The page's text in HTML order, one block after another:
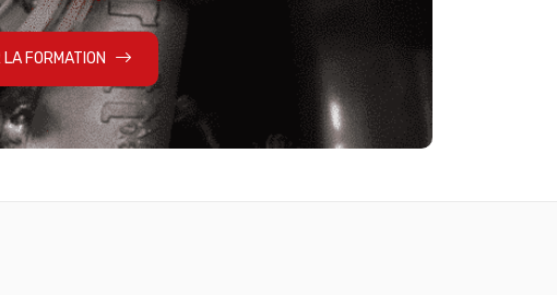
LA FORMATION